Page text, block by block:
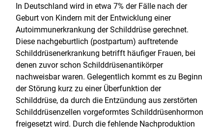
In Deutschland wird in etwa 7% der Fälle nach der
Geburt von Kindern mit der Entwicklung einer
Autoimmunerkrankung der Schilddrüse gerechnet.
Diese nachgeburtlich (postpartum) auftretende
Schilddrüsenerkrankung betrifft häufiger Frauen, bei
denen zuvor schon Schilddrüsenantikörper
nachweisbar waren. Gelegentlich kommt es zu Beginn
der Störung kurz zu einer Überfunktion der
Schilddrüse, da durch die Entzündung aus zerstörten
Schilddrüsenzellen vorgeformtes Schilddrüsenhormon
freigesetzt wird. Durch die fehlende Nachproduktion